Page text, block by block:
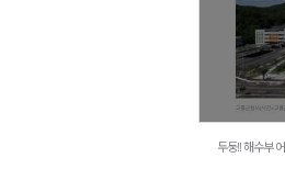
두둥!! 해수부